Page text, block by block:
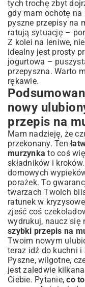
tych trochę zbyt
gdy mam ochotę na
pyszne przepisy na
ratują sytuację –
Z kolei na leniwe,
idealny jest prosty
jogurtowa –
przepyszna. Warto
rękawie.
nowy
przepis na
Mam nadzieję, że
przekonany. Ten
murzynka to coś
składników i
domowych
porażek. To
twarzach Twoich
ratunek w
zjeść coś
wydrukuj, naucz się
szybki przepis na
Twoim nowym
teraz idź do kuchni i
Pyszne, wilgotne,
jest zaledwie
Ciebie. Pytanie,co